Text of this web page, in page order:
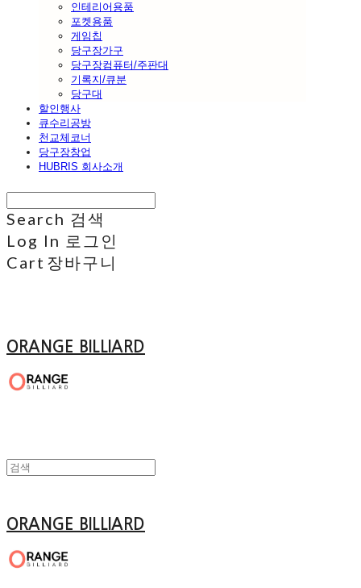
인테리어용품
포켓용품
게임칩
당구장가구
당구장컴퓨터/주판대
기록지/큐분
당구대
할인행사
큐수리공방
천교체코너
당구장창업
HUBRIS 회사소개
Search 검색
Log In 로그인
Cart 장바구니
ORANGE BILLIARD
ORANGE BILLIARD